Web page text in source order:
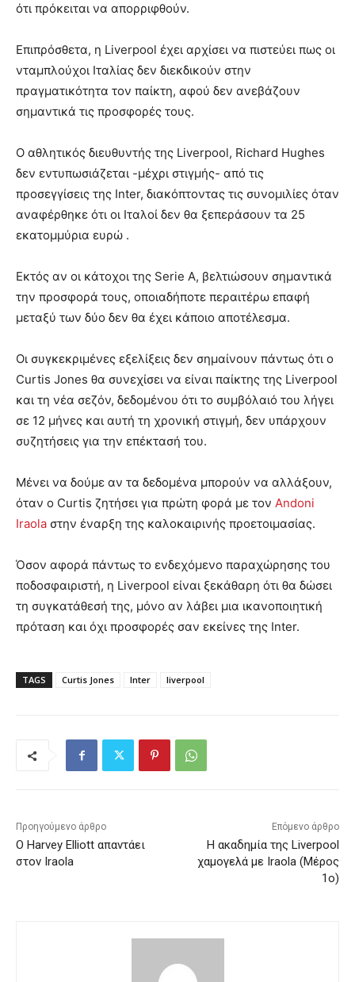
ότι πρόκειται να απορριφθούν.
Επιπρόσθετα, η Liverpool έχει αρχίσει να πιστεύει πως οι
νταμπλούχοι Ιταλίας δεν διεκδικούν στην
πραγματικότητα τον παίκτη, αφού δεν ανεβάζουν
σημαντικά τις προσφορές τους.
Ο αθλητικός διευθυντής της Liverpool, Richard Hughes
δεν εντυπωσιάζεται -μέχρι στιγμής- από τις
προσεγγίσεις της Inter, διακόπτοντας τις συνομιλίες όταν
αναφέρθηκε ότι οι Ιταλοί δεν θα ξεπεράσουν τα 25
εκατομμύρια ευρώ .
Εκτός αν οι κάτοχοι της Serie A, βελτιώσουν σημαντικά
την προσφορά τους, οποιαδήποτε περαιτέρω επαφή
μεταξύ των δύο δεν θα έχει κάποιο αποτέλεσμα.
Οι συγκεκριμένες εξελίξεις δεν σημαίνουν πάντως ότι ο
Curtis Jones θα συνεχίσει να είναι παίκτης της Liverpool
και τη νέα σεζόν, δεδομένου ότι το συμβόλαιό του λήγει
σε 12 μήνες και αυτή τη χρονική στιγμή, δεν υπάρχουν
συζητήσεις για την επέκτασή του.
Μένει να δούμε αν τα δεδομένα μπορούν να αλλάξουν,
όταν ο Curtis ζητήσει για πρώτη φορά με τον Andoni
Iraola στην έναρξη της καλοκαιρινής προετοιμασίας.
Όσον αφορά πάντως το ενδεχόμενο παραχώρησης του
ποδοσφαιριστή, η Liverpool είναι ξεκάθαρη ότι θα δώσει
τη συγκατάθεσή της, μόνο αν λάβει μια ικανοποιητική
πρόταση και όχι προσφορές σαν εκείνες της Inter.
TAGS Curtis Jones Inter liverpool
Προηγούμενο άρθρο
Ο Harvey Elliott απαντάει
στον Iraola
Επόμενο άρθρο
Η ακαδημία της Liverpool
χαμογελά με Iraola (Μέρος
1ο)